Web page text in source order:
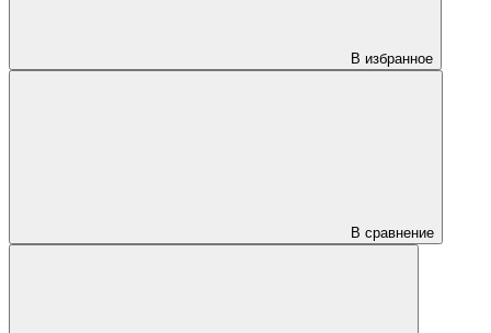
В избранное
В сравнение